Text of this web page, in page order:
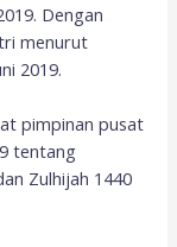
Dengan
menurut
2019.
pimpinan pusat
tentang
Zulhijah 1440